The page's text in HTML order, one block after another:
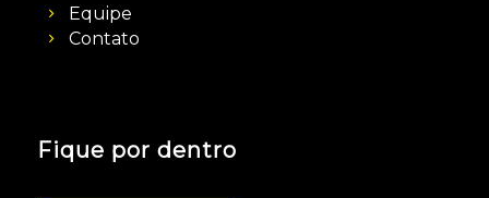
Equipe
Contato
Fique por dentro